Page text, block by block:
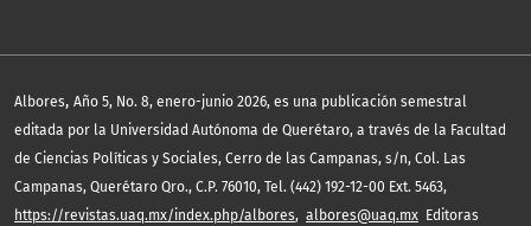
Albores, Año 5, No. 8, enero-junio 2026, es una publicación semestral
editada por la Universidad Autónoma de Querétaro, a través de la Facultad
de Ciencias Políticas y Sociales, Cerro de las Campanas, s/n, Col. Las
Campanas, Querétaro Qro., C.P. 76010, Tel. (442) 192-12-00 Ext. 5463,
https://revistas.uaq.mx/index.php/albores, albores@uaq.mx Editoras